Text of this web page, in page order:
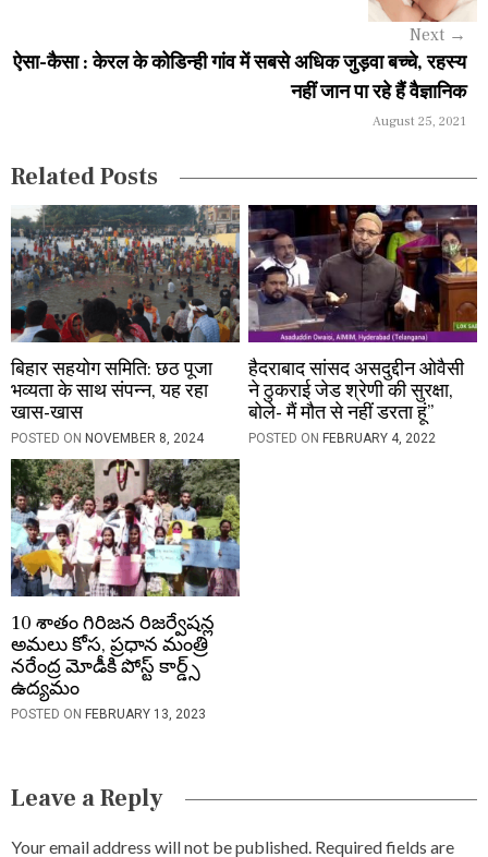
a
o
n
Next →
ऐसा-कैसा : केरल के कोडिन्ही गांव में सबसे अधिक जुड़वा बच्चे, रहस्य
नहीं जान पा रहे हैं वैज्ञानिक
August 25, 2021
Related Posts
बिहार सहयोग समिति: छठ पूजा
भव्यता के साथ संपन्न, यह रहा
खास-खास
POSTED ON NOVEMBER 8, 2024
हैदराबाद सांसद असदुद्दीन ओवैसी
ने ठुकराई जेड श्रेणी की सुरक्षा,
बोले- मैं मौत से नहीं डरता हूं”
POSTED ONFEBRUARY 4, 2022
10 శాతం గిరిజన రిజర్వేషన్ల
అమలు కోస, ప్రధాన మంత్రి
నరేంద్ర మోడీకి పోస్ట్ కార్డ్స్
ఉద్యమం
POSTED ON FEBRUARY 13, 2023
Leave a Reply
Your email address will not be published. Required fields are